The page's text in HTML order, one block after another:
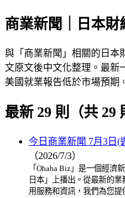
商業新聞｜日本財
與「商業新聞」相關的日本
文原文後中文化整理。最新
美國就業報告低於市場預期
最新 29 則（共 29
今日商業新聞 7月3日(
（2026/7/3）
「Ohaha Biz」是一個經濟
日本」上播出。從最新的
用服務和資訊，我們為您提